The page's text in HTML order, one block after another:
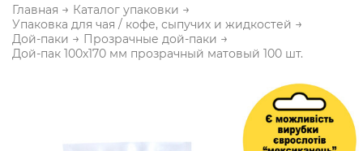
Главная → Каталог упаковки →
Упаковка для чая / кофе, сыпучих и жидкостей →
Дой-паки → Прозрачные дой-паки →
Дой-пак 100х170 мм прозрачный матовый 100 шт.